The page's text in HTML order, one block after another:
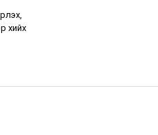
хийх